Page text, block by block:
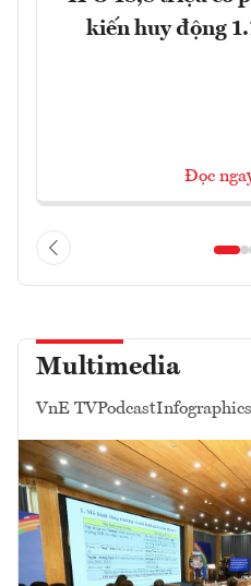
kiến huy động
Đọc
Multimedia
VnE TVPodcastInfographics